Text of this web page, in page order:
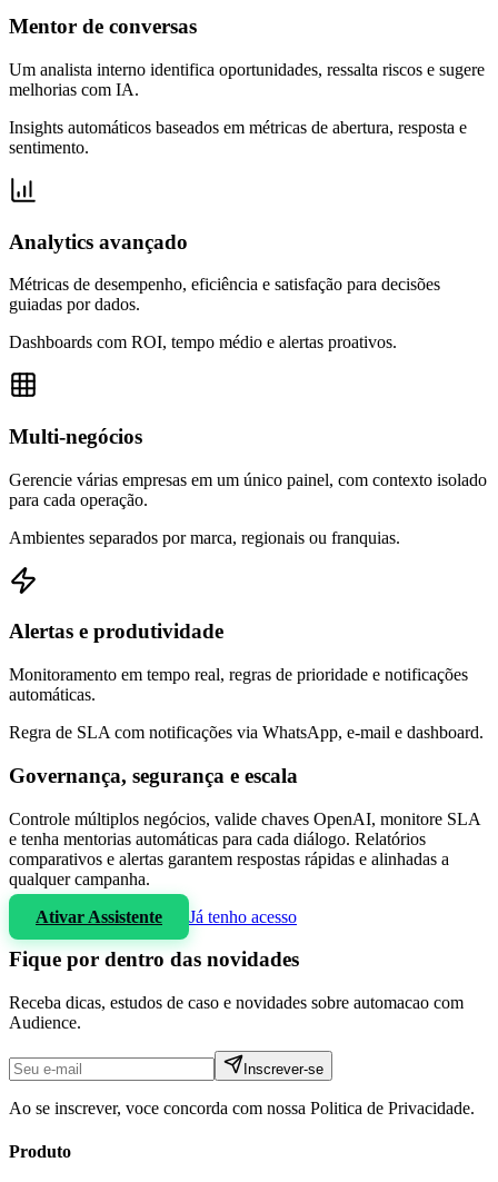
Mentor de conversas
Um analista interno identifica oportunidades, ressalta riscos e sugere
melhorias com IA.
Insights automáticos baseados em métricas de abertura, resposta e
sentimento.
Analytics avançado
Métricas de desempenho, eficiência e satisfação para decisões
guiadas por dados.
Dashboards com ROI, tempo médio e alertas proativos.
Multi-negócios
Gerencie várias empresas em um único painel, com contexto isolado
para cada operação.
Ambientes separados por marca, regionais ou franquias.
Alertas e produtividade
Monitoramento em tempo real, regras de prioridade e notificações
automáticas.
Regra de SLA com notificações via WhatsApp, e-mail e dashboard.
Governança, segurança e escala
Controle múltiplos negócios, valide chaves OpenAI, monitore SLA
e tenha mentorias automáticas para cada diálogo. Relatórios
comparativos e alertas garantem respostas rápidas e alinhadas a
qualquer campanha.
Ativar Assistente
Já tenho acesso
Fique por dentro das novidades
Receba dicas, estudos de caso e novidades sobre automacao com
Audience.
Inscrever-se
Ao se inscrever, voce concorda com nossa Politica de Privacidade.
Produto